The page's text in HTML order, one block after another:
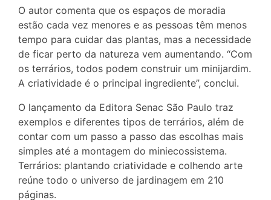
O autor comenta que os espaços de moradia
estão cada vez menores e as pessoas têm menos
tempo para cuidar das plantas, mas a necessidade
de ficar perto da natureza vem aumentando. “Com
os terrários, todos podem construir um minijardim.
A criatividade é o principal ingrediente”, conclui.
O lançamento da Editora Senac São Paulo traz
exemplos e diferentes tipos de terrários, além de
contar com um passo a passo das escolhas mais
simples até a montagem do miniecossistema.
Terrários: plantando criatividade e colhendo arte
reúne todo o universo de jardinagem em 210
páginas.